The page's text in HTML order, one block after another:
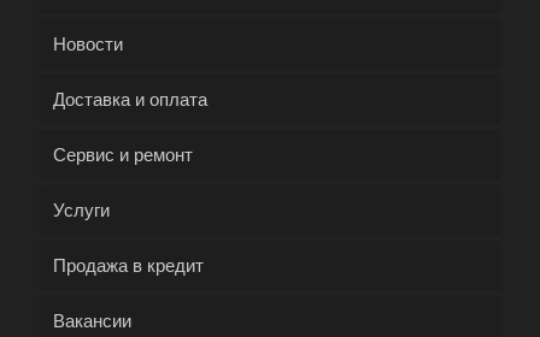
Новости
Доставка и оплата
Сервис и ремонт
Услуги
Продажа в кредит
Вакансии